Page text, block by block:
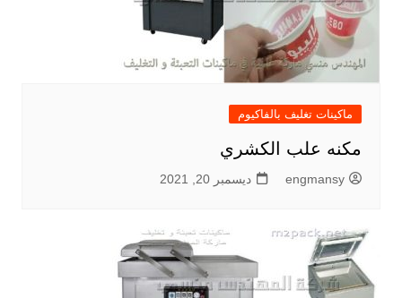
ماكينات تغليف بالفاكيوم
مكنه علب الكشري
engmansy ديسمبر 20, 2021